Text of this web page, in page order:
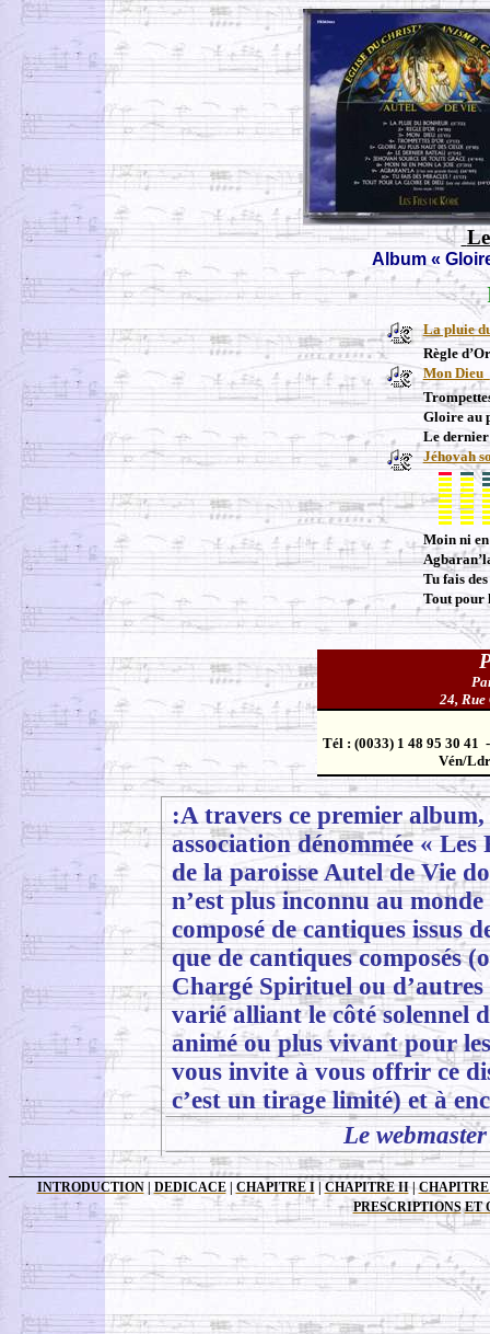
Album «
La pluie
Règle d’Or
Mon Dieu
Gloire au
Le dernier
Jéhovah
Moin ni
Tu fais
Tout pour
24,
Tél : (0033) 1 48 95 30 41 -
Vén/
:A travers ce premier
association dénommée «
de la paroisse Autel de Vie
n’est plus inconnu au
composé de cantiques issus
que de cantiques composés
Chargé Spirituel ou
varié alliant le côté solennel
animé ou plus vivant pour
vous invite à vous offrir ce
c’est un tirage limité) et à
Le
INTRODUCTION| DEDICACE| CHAPITRE I| CHAPITRE II|
PRESCRIPTIONS ET